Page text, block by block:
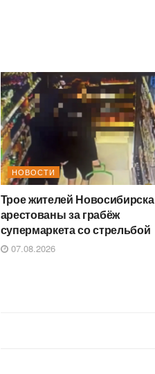
НОВОСТИ
Трое жителей Новосибирска
арестованы за грабёж
супермаркета со стрельбой
07.08.2026